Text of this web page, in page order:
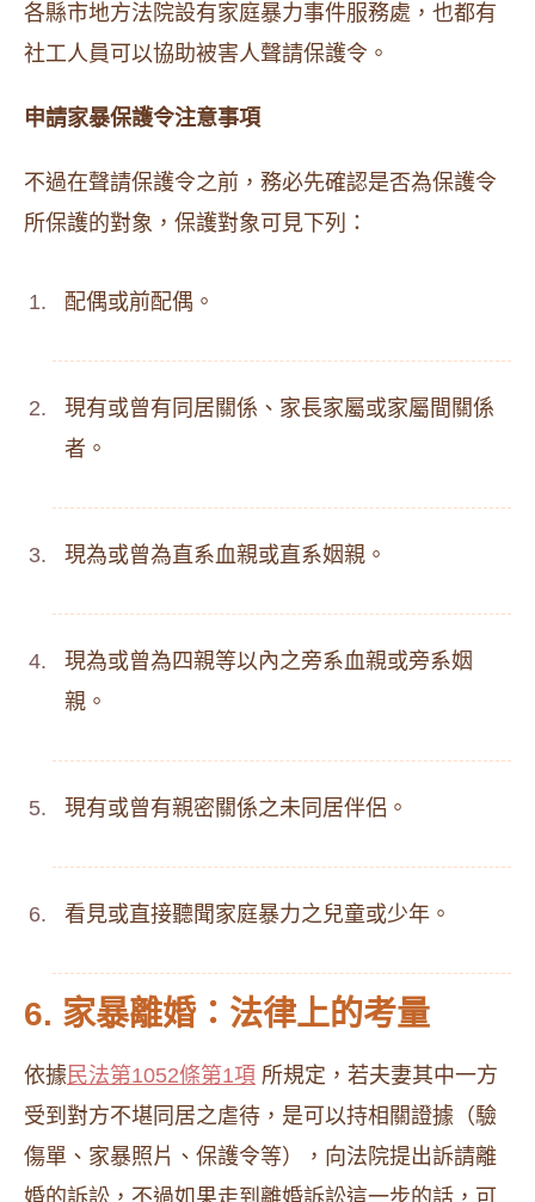
各縣市地方法院設有家庭暴力事件服務處，也都有
社工人員可以協助被害人聲請保護令。
申請家暴保護令注意事項
不過在聲請保護令之前，務必先確認是否為保護令
所保護的對象，保護對象可見下列：
配偶或前配偶。
現有或曾有同居關係、家長家屬或家屬間關係
者。
現為或曾為直系血親或直系姻親。
現為或曾為四親等以內之旁系血親或旁系姻
親。
現有或曾有親密關係之未同居伴侶。
看見或直接聽聞家庭暴力之兒童或少年。
6. 家暴離婚：法律上的考量
依據 民法第1052條第1項 所規定，若夫妻其中一方
受到對方不堪同居之虐待，是可以持相關證據（驗
傷單、家暴照片、保護令等），向法院提出訴請離
婚的訴訟，不過如果走到離婚訴訟這一步的話，可